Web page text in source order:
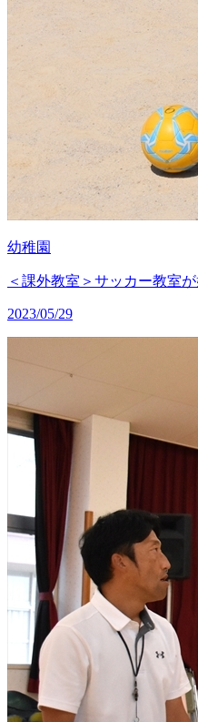
幼稚園
＜課外教室＞サッカー教室が
2023/05/29